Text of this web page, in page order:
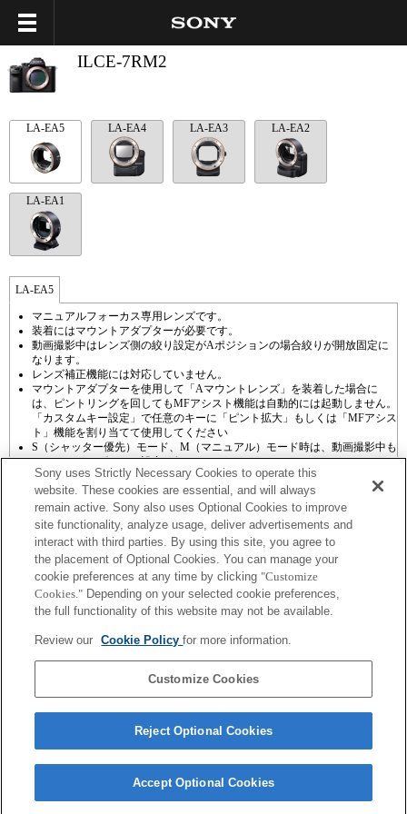
ILCE-7RM2
LA-EA5 LA-EA4 LA-EA3 LA-EA2
LA-EA1
LA-EA5
マニュアルフォーカス専用レンズです。
装着にはマウントアダプターが必要です。
動画撮影中はレンズ側の絞り設定がAポジションの場合絞りが開放固定に
なります。
レンズ補正機能には対応していません。
マウントアダプターを使用して「Aマウントレンズ」を装着した場合に
は、ピントリングを回してもMFアシスト機能は自動的には起動しません。
「カスタムキー設定」で任意のキーに「ピント拡大」もしくは「MFアシス
ト」機能を割り当てて使用してください
S（シャッター優先）モード、M（マニュアル）モード時は、動画撮影中も
シャッタースピードの設定が行なえます。
プレスリリース
ご利用条件
環境情報
クッキーポリシー
Sony uses Strictly Necessary Cookies to operate this
website. These cookies are essential, and will always
remain active. Sony also uses Optional Cookies to improve
site functionality, analyze usage, deliver advertisements and
interact with third parties. By using this site, you agree to
the placement of Optional Cookies. You can manage your
cookie preferences at any time by clicking "Customize
Cookies." Depending on your selected cookie preferences,
the full functionality of this website may not be available.
Review our Cookie Policyfor more information.
Customize Cookies
Reject Optional Cookies
Accept Optional Cookies